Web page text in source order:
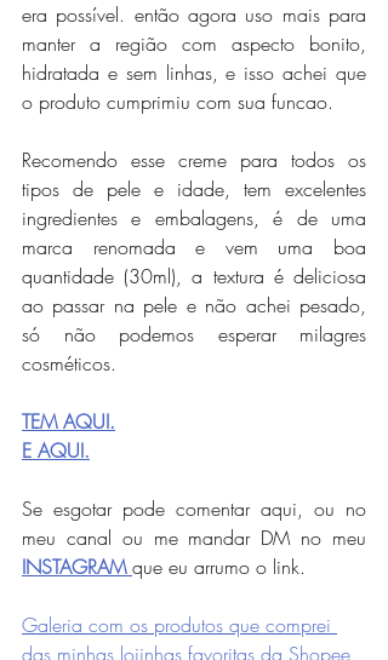
era possível. então agora uso mais para
manter a região com aspecto bonito,
hidratada e sem linhas, e isso achei que
o produto cumprimiu com sua funcao.
Recomendo esse creme para todos os
tipos de pele e idade, tem excelentes
ingredientes e embalagens, é de uma
marca renomada e vem uma boa
quantidade (30ml), a textura é deliciosa
ao passar na pele e não achei pesado,
só não podemos esperar milagres
cosméticos.
TEM AQUI.
E AQUI.
Se esgotar pode comentar aqui, ou no
INSTAGRAM que eu arrumo o link.
Galeria com os produtos que comprei
das minhas lojinhas favoritas da Shopee